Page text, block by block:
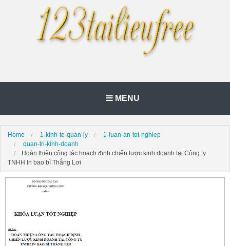
MENU
Home 1-kinh-te-quan-ly
1-luan-an-tot-nghiep
quan-tri-kinh-doanh
Hoàn thiện công tác hoạch định chiến lược kinh doanh tại Công ty
TNHH In bao bì Thắng Lơi